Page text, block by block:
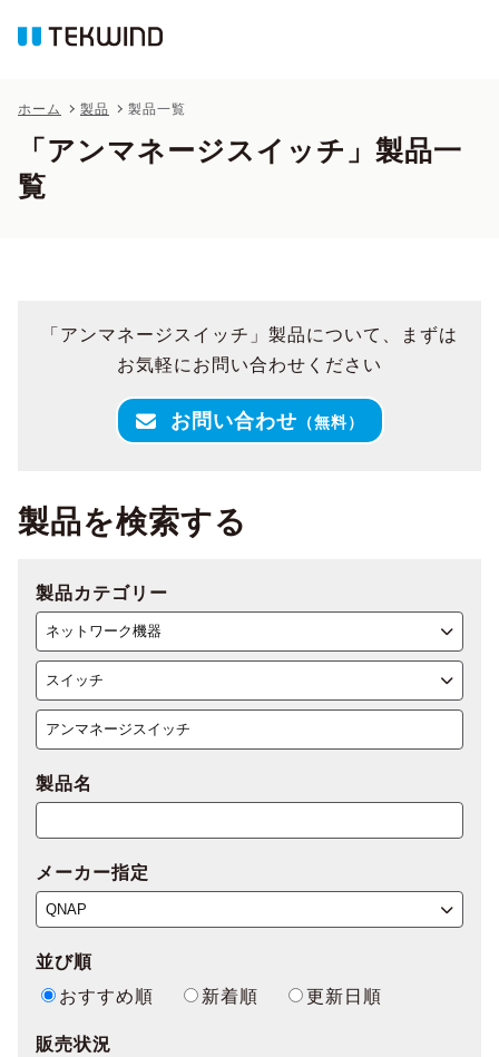
ホーム 製品 製品一覧
「アンマネージスイッチ」製品一
覧
「アンマネージスイッチ」製品について、まずは
お気軽にお問い合わせください
お問い合わせ （無料）
製品を検索する
製品カテゴリー
製品名
メーカー指定
並び順
おすすめ順
新着順
更新日順
販売状況